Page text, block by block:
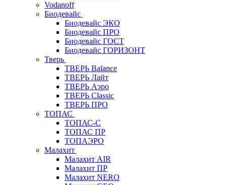
Vodanoff
Биодевайс
Биодевайс ЭКО
Биодевайс ПРО
Биодевайс ГОСТ
Биодевайс ГОРИЗОНТ
Тверь
ТВЕРЬ Balance
ТВЕРЬ Лайт
ТВЕРЬ Аэро
ТВЕРЬ Classic
ТВЕРЬ ПРО
ТОПАС
ТОПАС-С
ТОПАС ПР
ТОПАЭРО
Малахит
Малахит AIR
Малахит ПР
Малахит NERO